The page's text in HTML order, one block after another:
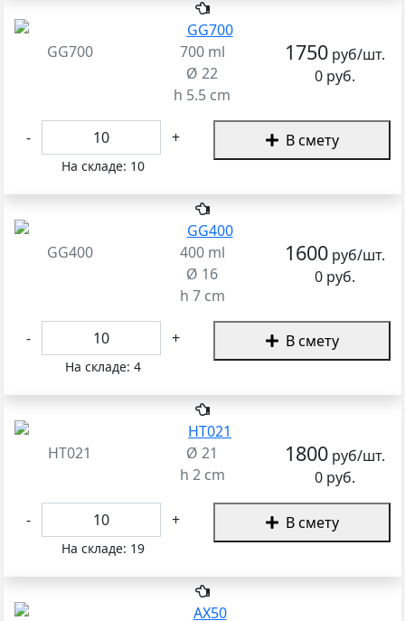
GG700
700 ml
Ø 22
h 5.5 cm
1750 руб/шт.
0 руб.
- +
На складе: 10
В смету
GG400
400 ml
Ø 16
h 7 cm
1600 руб/шт.
0 руб.
- +
На складе: 4
В смету
HT021
Ø 21
h 2 cm
1800 руб/шт.
0 руб.
- +
На складе: 19
В смету